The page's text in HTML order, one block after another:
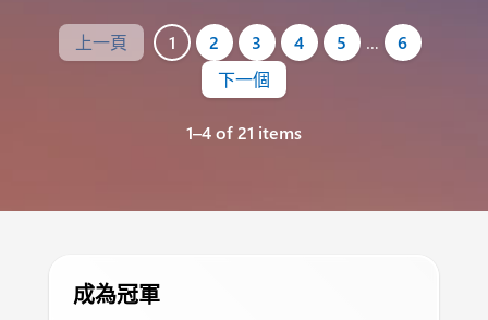
上一頁 1 2 3 4 5 …
6
下一個
1–4 of 21 items
成為冠軍